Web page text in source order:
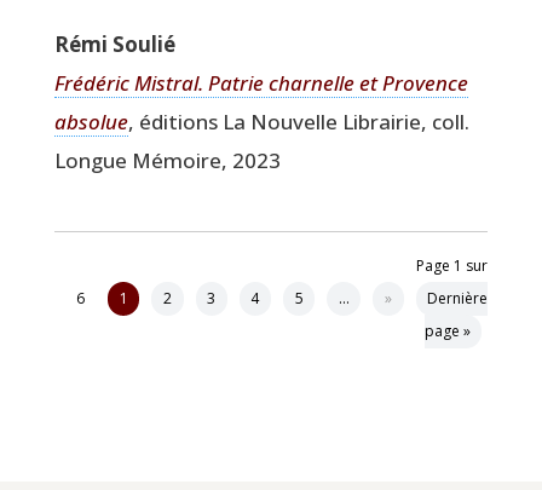
Rémi Sou­lié
Fré­dé­ric Mis­tral. Patrie char­nelle et Pro­vence
abso­lue, édi­tions La Nou­velle Librai­rie, coll.
Longue Mémoire, 2023
Page 1 sur
6
1 2 3 4 5 … »
Dernière
page »